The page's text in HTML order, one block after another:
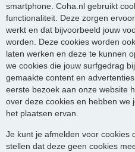
smartphone. Coha.nl gebruikt
functionaliteit. Deze zorgen
werkt en dat bijvoorbeeld jouw
worden. Deze cookies worden
laten werken en deze te kunnen
we cookies die jouw surfgedrag
gemaakte content en
eerste bezoek aan onze website
over deze cookies en hebben we
het plaatsen ervan.
Je kunt je afmelden voor cookies
stellen dat deze geen cookies